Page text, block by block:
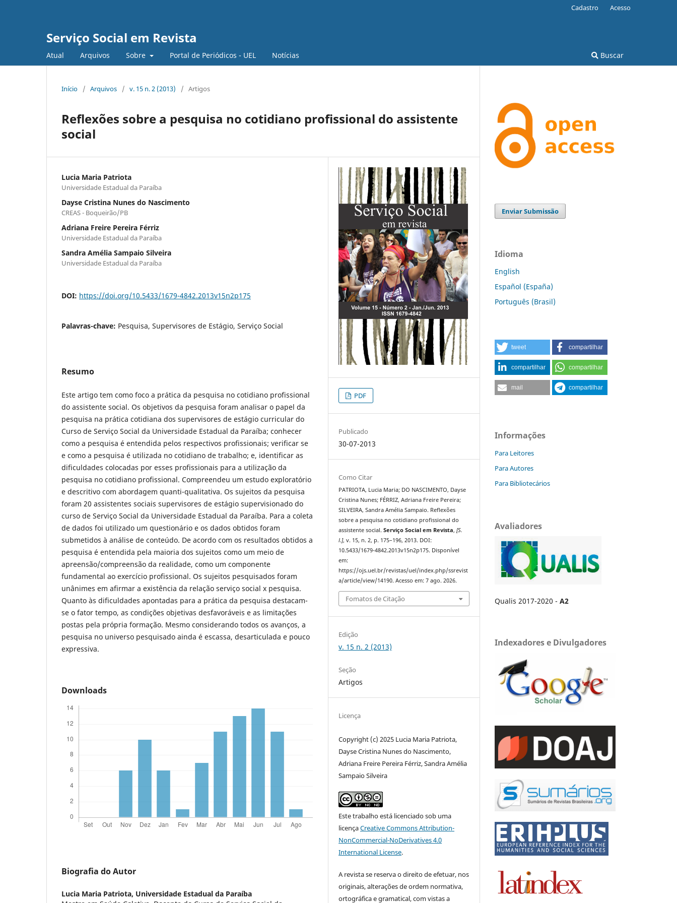
Serviço Social em Revista
Atual Arquivos Sobre Portal de Periódicos - UEL Notícias Buscar
Cadastro Acesso
Início / Arquivos / v. 15 n. 2 (2013) / Artigos
Reflexões sobre a pesquisa no cotidiano profissional do assistente
social
Lucia Maria Patriota
Universidade Estadual da Paraíba
Dayse Cristina Nunes do Nascimento
CREAS - Boqueirão/PB
Adriana Freire Pereira Férriz
Universidade Estadual da Paraíba
Sandra Amélia Sampaio Silveira
Universidade Estadual da Paraíba
DOI: https://doi.org/10.5433/1679-4842.2013v15n2p175
Palavras-chave: Pesquisa, Supervisores de Estágio, Serviço Social
Resumo
Este artigo tem como foco a prática da pesquisa no cotidiano profissional
do assistente social. Os objetivos da pesquisa foram analisar o papel da
pesquisa na prática cotidiana dos supervisores de estágio curricular do
Curso de Serviço Social da Universidade Estadual da Paraíba; conhecer
como a pesquisa é entendida pelos respectivos profissionais; verificar se
e como a pesquisa é utilizada no cotidiano de trabalho; e, identificar as
dificuldades colocadas por esses profissionais para a utilização da
pesquisa no cotidiano profissional. Compreendeu um estudo exploratório
e descritivo com abordagem quanti-qualitativa. Os sujeitos da pesquisa
foram 20 assistentes sociais supervisores de estágio supervisionado do
curso de Serviço Social da Universidade Estadual da Paraíba. Para a coleta
de dados foi utilizado um questionário e os dados obtidos foram
submetidos à análise de conteúdo. De acordo com os resultados obtidos a
pesquisa é entendida pela maioria dos sujeitos como um meio de
apreensão/compreensão da realidade, como um componente
fundamental ao exercício profissional. Os sujeitos pesquisados foram
unânimes em afirmar a existência da relação serviço social x pesquisa.
Quanto às dificuldades apontadas para a prática da pesquisa destacam-
se o fator tempo, as condições objetivas desfavoráveis e as limitações
postas pela própria formação. Mesmo considerando todos os avanços, a
pesquisa no universo pesquisado ainda é escassa, desarticulada e pouco
expressiva.
Downloads
Biografia do Autor
Lucia Maria Patriota, Universidade Estadual da Paraíba
PDF
Publicado
30-07-2013
Como Citar
PATRIOTA, Lucia Maria; DO NASCIMENTO, Dayse
Cristina Nunes; FÉRRIZ, Adriana Freire Pereira;
SILVEIRA, Sandra Amélia Sampaio. Reflexões
sobre a pesquisa no cotidiano profissional do
assistente social.Serviço Social em Revista,[S.
l.], v. 15, n. 2, p. 175–196, 2013. DOI:
10.5433/1679-4842.2013v15n2p175. Disponível
em:
https://ojs.uel.br/revistas/uel/index.php/ssrevist
a/article/view/14190. Acesso em: 7 ago. 2026.
Fomatos de Citação
Edição
v. 15 n. 2 (2013)
Seção
Artigos
Licença
Copyright (c) 2025 Lucia Maria Patriota,
Dayse Cristina Nunes do Nascimento,
Adriana Freire Pereira Férriz, Sandra Amélia
Sampaio Silveira
Este trabalho está licenciado sob uma
licençaCreative Commons Attribution-
NonCommercial-NoDerivatives 4.0
International License.
A revista se reserva o direito de efetuar, nos
originais, alterações de ordem normativa,
ortográfica e gramatical, com vistas a
Enviar Submissão
Idioma
English
Español (España)
Português (Brasil)
tweet compartilhar
compartilhar compartilhar
mail compartilhar
Informações
Para Leitores
Para Autores
Para Bibliotecários
Avaliadores
Qualis 2017-2020 - A2
Indexadores e Divulgadores